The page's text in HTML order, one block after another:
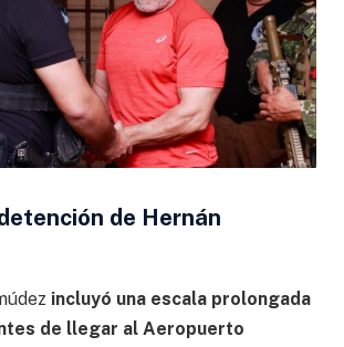
de Hernán
incluyó una escala prolongada
de llegar al Aeropuerto